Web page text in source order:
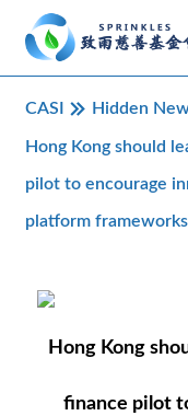
CASI Hidden
Hong Kong should
pilot to encourage
platform frameworks
Hong Kong
finance pilot